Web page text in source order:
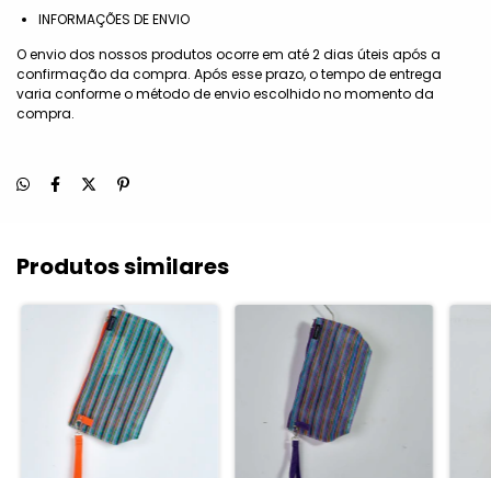
INFORMAÇÕES DE ENVIO
O envio dos nossos produtos ocorre em até 2 dias úteis após a
confirmação da compra. Após esse prazo, o tempo de entrega
varia conforme o método de envio escolhido no momento da
compra.
Produtos similares